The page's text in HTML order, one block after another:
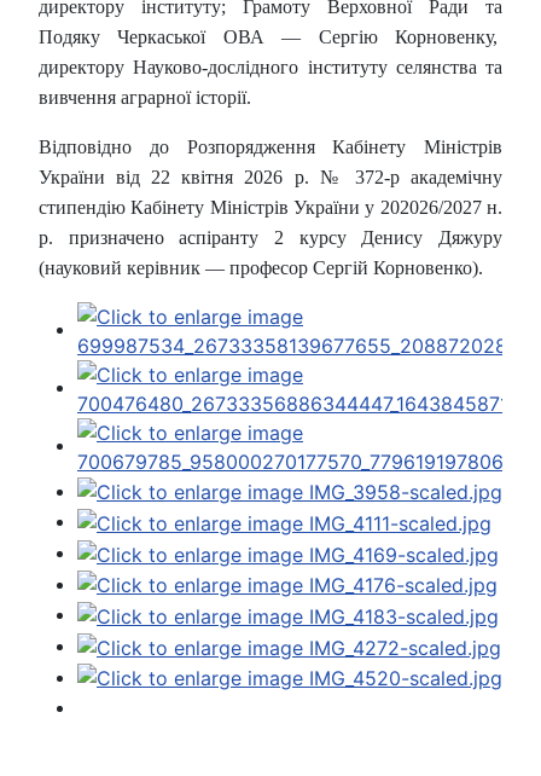
директору інституту; Грамоту Верховної Ради та
Подяку Черкаської ОВА — Сергію Корновенку,
директору Науково-дослідного інституту селянства та
вивчення аграрної історії.
Відповідно до Розпорядження Кабінету Міністрів
України від 22 квітня 2026 р. № 372-р академічну
стипендію Кабінету Міністрів України у 202026/2027 н.
р. призначено аспіранту 2 курсу Денису Дяжуру
(науковий керівник — професор Сергій Корновенко).